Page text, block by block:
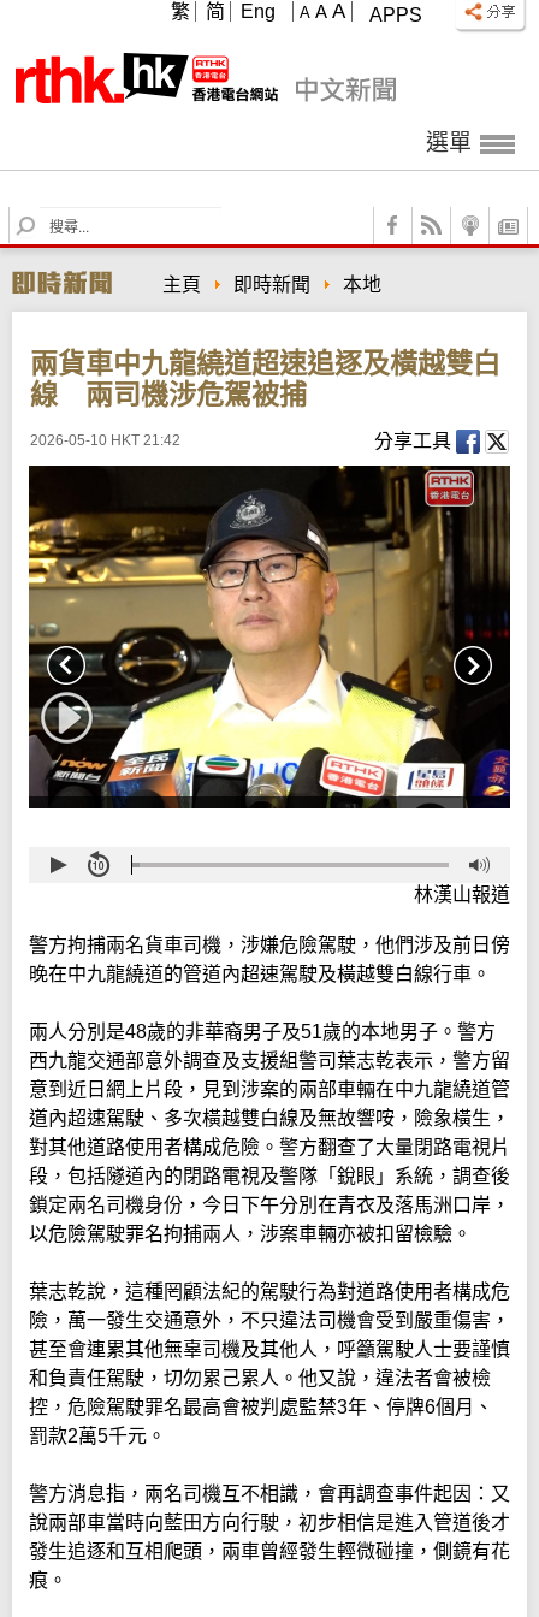
APPS
A A A
繁 简 Eng
選單
S
e
r
c
主頁 即時新聞 本地
兩貨車中九龍繞道超速追逐及橫越雙白
線 兩司機涉危駕被捕
2026-05-10 HKT 21:42 分享工具
林漢山報道
警方拘捕兩名貨車司機，涉嫌危險駕駛，他們涉及前日傍
晚在中九龍繞道的管道內超速駕駛及橫越雙白線行車。
兩人分別是48歲的非華裔男子及51歲的本地男子。警方
西九龍交通部意外調查及支援組警司葉志乾表示，警方留
意到近日網上片段，見到涉案的兩部車輛在中九龍繞道管
道內超速駕駛、多次橫越雙白線及無故響咹，險象橫生，
對其他道路使用者構成危險。警方翻查了大量閉路電視片
段，包括隧道內的閉路電視及警隊「銳眼」系統，調查後
鎖定兩名司機身份，今日下午分別在青衣及落馬洲口岸，
以危險駕駛罪名拘捕兩人，涉案車輛亦被扣留檢驗。
葉志乾說，這種罔顧法紀的駕駛行為對道路使用者構成危
險，萬一發生交通意外，不只違法司機會受到嚴重傷害，
甚至會連累其他無辜司機及其他人，呼籲駕駛人士要謹慎
和負責任駕駛，切勿累己累人。他又說，違法者會被檢
控，危險駕駛罪名最高會被判處監禁3年、停牌6個月、
罰款2萬5千元。
警方消息指，兩名司機互不相識，會再調查事件起因：又
說兩部車當時向藍田方向行駛，初步相信是進入管道後才
發生追逐和互相爬頭，兩車曾經發生輕微碰撞，側鏡有花
痕。